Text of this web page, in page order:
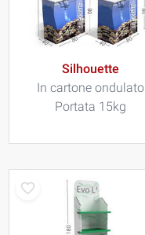
Silhouette
In cartone ondulato
Portata 15kg